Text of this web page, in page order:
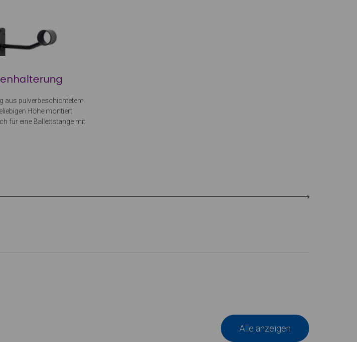
aus pulverbeschichtetem
Höhe montiert
für eine Ballettstange mit
Alle anzeigen